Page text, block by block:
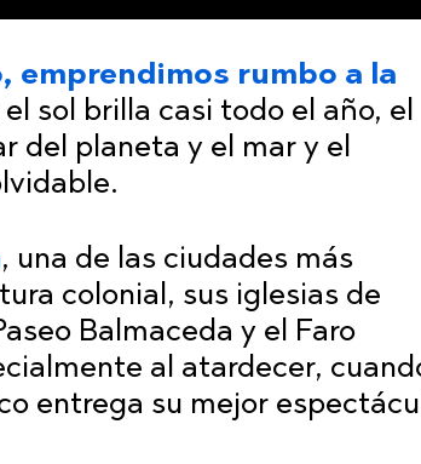
emprendimos rumbo a la
el sol brilla casi todo el año, el
del planeta y el mar y el
, una de las ciudades más
colonial, sus iglesias de
Balmaceda y el Faro
al atardecer,
entrega su mejor